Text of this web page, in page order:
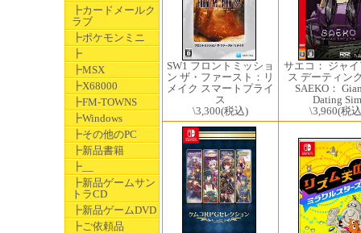
┣カードメールク
ラブ
┣ポケモンミニ
┣
┣MSX
┣X68000
┣FM-TOWNS
┣Windows
┣その他のPC
┣新品書籍
┣__
┣新品ゲームサン
トラCD
┣新品ゲームDVD
┣ご依頼品
SW1 フロントミッショ
ン ザ・ファースト：リ
メイク スマートプライ
ス
\3,300(税込)
サエコ： ジャ
ス デーティン
SAEKO：
Dating Sim
\3,960(税